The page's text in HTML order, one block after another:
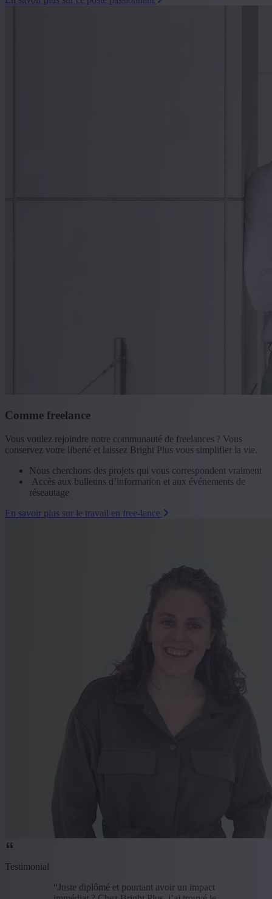
Comme freelance
Vous voulez rejoindre notre communauté de freelances ? Vous
conservez votre liberté et laissez Bright Plus vous simplifier la vie.
Nous cherchons des projets qui vous correspondent vraiment
Accès aux bulletins d’information et aux événements de
réseautage
En savoir plus sur le travail en free-lance
Testimonial
“Juste diplômé et pourtant avoir un impact